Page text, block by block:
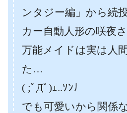
ンタジー編」から続
カー自動人形の咲夜さ
万能メイドは実は人
た…
( ;ﾟДﾟ)ｪ..ｿﾝﾅ
でも可愛いから関係